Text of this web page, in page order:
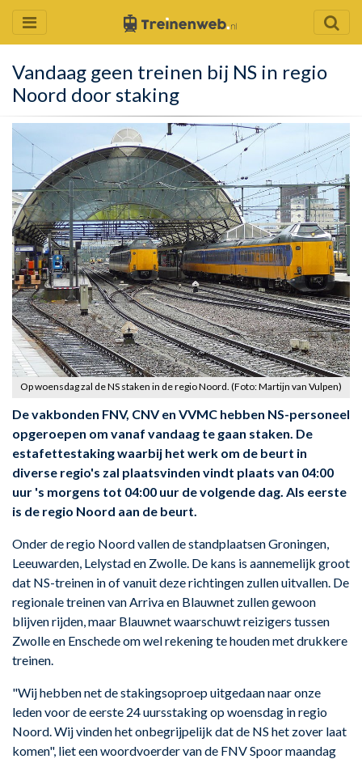
Vandaag geen treinen bij NS in regio
Noord door staking
Op woensdag zal de NS staken in de regio Noord. (Foto: Martijn van Vulpen)
De vakbonden FNV, CNV en VVMC hebben NS-personeel
opgeroepen om vanaf vandaag te gaan staken. De
estafettestaking waarbij het werk om de beurt in
diverse regio's zal plaatsvinden vindt plaats van 04:00
uur 's morgens tot 04:00 uur de volgende dag. Als eerste
is de regio Noord aan de beurt.
Onder de regio Noord vallen de standplaatsen Groningen,
Leeuwarden, Lelystad en Zwolle. De kans is aannemelijk groot
dat NS-treinen in of vanuit deze richtingen zullen uitvallen. De
regionale treinen van Arriva en Blauwnet zullen gewoon
blijven rijden, maar Blauwnet waarschuwt reizigers tussen
Zwolle en Enschede om wel rekening te houden met drukkere
treinen.
"Wij hebben net de stakingsoproep uitgedaan naar onze
leden voor de eerste 24 uursstaking op woensdag in regio
Noord. Wij vinden het onbegrijpelijk dat de NS het zover laat
komen", liet een woordvoerder van de FNV Spoor maandag